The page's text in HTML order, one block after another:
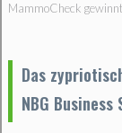
MammoCheck
Das
NBG